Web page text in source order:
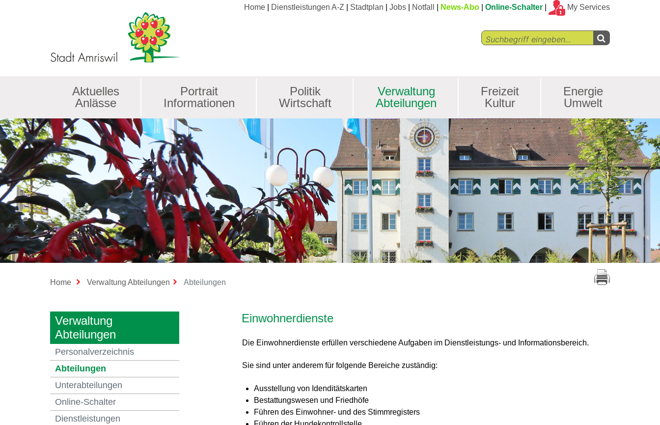
Home Dienstleistungen A-Z Stadtplan Jobs Notfall News-Abo Online-Schalter My Services
Aktuelles
Anlässe
Portrait
Informationen
Politik
Wirtschaft
Verwaltung
Abteilungen
Freizeit
Kultur
Energie
Umwelt
Home Verwaltung Abteilungen Abteilungen
Verwaltung
Abteilungen
Personalverzeichnis
Abteilungen
Unterabteilungen
Online-Schalter
Dienstleistungen
Inhalt
Einwohnerdienste
Die Einwohnerdienste erfüllen verschiedene Aufgaben im Dienstleistungs- und Informationsbereich.
Sie sind unter anderem für folgende Bereiche zuständig:
Ausstellung von Idenditätskarten
Bestattungswesen und Friedhöfe
Führen des Einwohner- und des Stimmregisters